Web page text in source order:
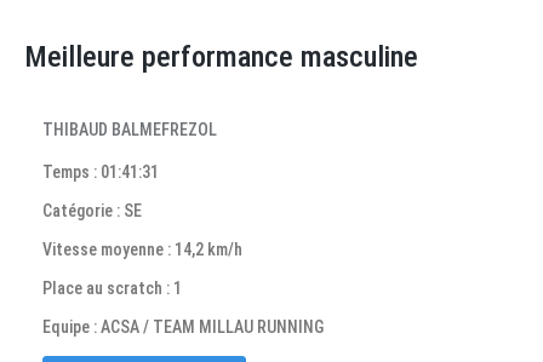
Meilleure performance masculine
THIBAUD BALMEFREZOL
Temps : 01:41:31
Catégorie : SE
Vitesse moyenne : 14,2 km/h
Place au scratch : 1
Equipe : ACSA / TEAM MILLAU RUNNING